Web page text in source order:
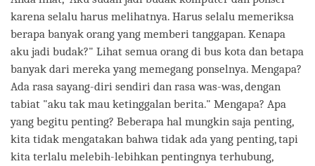
karena selalu harus melihatnya. Harus selalu memeriksa
berapa banyak orang yang memberi tanggapan. Kenapa
aku jadi budak?" Lihat semua orang di bus kota dan betapa
banyak dari mereka yang memegang ponselnya. Mengapa?
Ada rasa sayang-diri sendiri dan rasa was-was, dengan
tabiat "aku tak mau ketinggalan berita." Mengapa? Apa
yang begitu penting? Beberapa hal mungkin saja penting,
kita tidak mengatakan bahwa tidak ada yang penting, tapi
kita terlalu melebih-lebihkan pentingnya terhubung,